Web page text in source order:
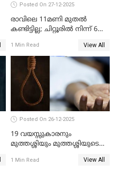
Posted On 27-12-2025
രാവിലെ 11മണി മുതൽ
കണ്ടിട്ടില്ല; ചിറ്റൂരിൽ നിന്ന് 6
1 Min Read View All
Posted On 26-12-2025
19 വയസ്സുകാരനും
മുത്തശ്ശിയും മുത്തശ്ശിയുടെ
മരിച്ചനിലയിൽ
1 Min Read View All